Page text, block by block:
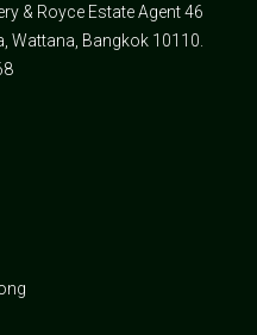
& Royce Estate Agent 46
Wattana, Bangkok 10110.